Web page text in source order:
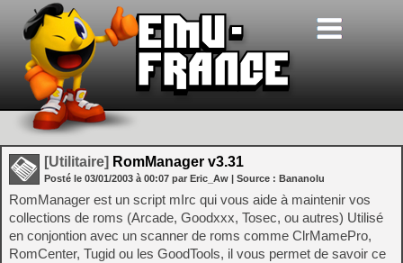
[Utilitaire] RomManager v3.31
Posté le 03/01/2003 à 00:07 par Eric_Aw | Source : Bananolu
RomManager est un script mIrc qui vous aide à maintenir vos
collections de roms (Arcade, Goodxxx, Tosec, ou autres) Utilisé
en conjontion avec un scanner de roms comme ClrMamePro,
RomCenter, Tugid ou les GoodTools, il vous permet de savoir ce